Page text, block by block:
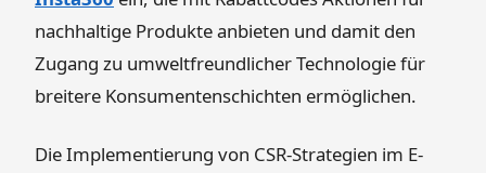
nachhaltige Produkte anbieten und damit den
Zugang zu umweltfreundlicher Technologie für
breitere Konsumentenschichten ermöglichen.
Die Implementierung von CSR-Strategien im E-